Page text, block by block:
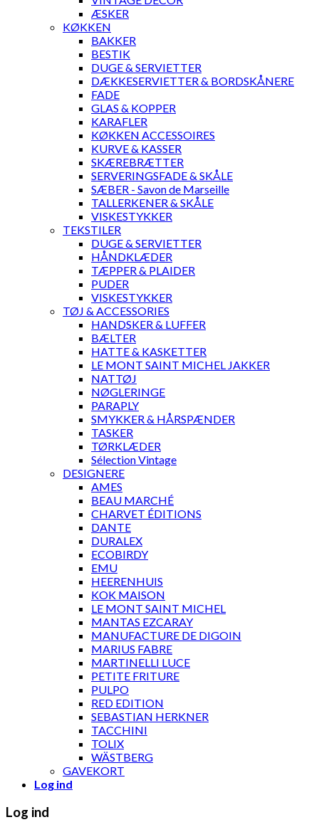
ÆSKER
KØKKEN
BAKKER
BESTIK
DUGE & SERVIETTER
DÆKKESERVIETTER & BORDSKÅNERE
FADE
GLAS & KOPPER
KARAFLER
KØKKEN ACCESSOIRES
KURVE & KASSER
SKÆREBRÆTTER
SERVERINGSFADE & SKÅLE
SÆBER - Savon de Marseille
TALLERKENER & SKÅLE
VISKESTYKKER
TEKSTILER
DUGE & SERVIETTER
HÅNDKLÆDER
TÆPPER & PLAIDER
PUDER
VISKESTYKKER
TØJ & ACCESSORIES
HANDSKER & LUFFER
BÆLTER
HATTE & KASKETTER
LE MONT SAINT MICHEL JAKKER
NATTØJ
NØGLERINGE
PARAPLY
SMYKKER & HÅRSPÆNDER
TASKER
TØRKLÆDER
Sélection Vintage
DESIGNERE
AMES
BEAU MARCHÉ
CHARVET ÉDITIONS
DANTE
DURALEX
ECOBIRDY
EMU
HEERENHUIS
KOK MAISON
LE MONT SAINT MICHEL
MANTAS EZCARAY
MANUFACTURE DE DIGOIN
MARIUS FABRE
MARTINELLI LUCE
PETITE FRITURE
PULPO
RED EDITION
SEBASTIAN HERKNER
TACCHINI
TOLIX
WÄSTBERG
GAVEKORT
Log ind
Log ind